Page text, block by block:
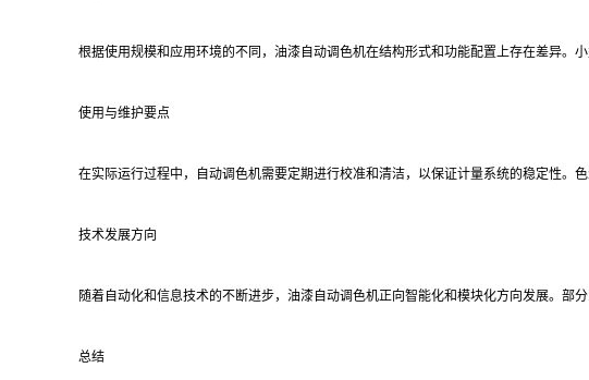
根据使用规模和应用环境的不同，油漆自动调色机在结构形式和功能配置上存在差异。
使用与维护要点
在实际运行过程中，自动调色机需要定期进行校准和清洁，以保证计量系统的稳定性。
技术发展方向
随着自动化和信息技术的不断进步，油漆自动调色机正向智能化和模块化方向发展。部
总结